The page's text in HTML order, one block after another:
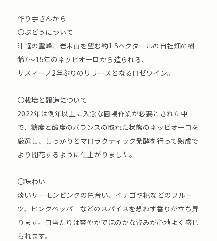
作り手さんから
〇ぶどうについて
津軽の霊峰、岩木山を望む約1.5ヘクタールの自社畑の樹
齢7～15年のネッビオーロから造られる、
サスィーノ2年ぶりのリリースとなるロゼワイン。
〇栽培と醸造について
2022年は例年以上に入念な圃場作業が必要とされた中
で、糖度と酸度のバランスの取れた状態のネッビオーロを
厳選し、しっかりとマロラクティック発酵を行って熟成で
より開花するように仕上がりました。
〇味わい
淡いサーモンピンクの色合い、イチゴや桃などのフルー
ツ、ピンクペッパーなどのスパイスを想わす香りが立ち昇
ります。口当たりは爽やかでほのかな渋みが心地よく感じ
られます。